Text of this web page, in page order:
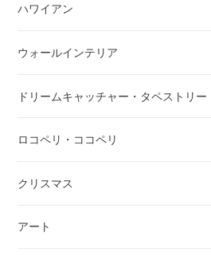
ハワイアン
ウォールインテリア
ドリームキャッチャー・タペストリー
ロコペリ・ココペリ
クリスマス
アート